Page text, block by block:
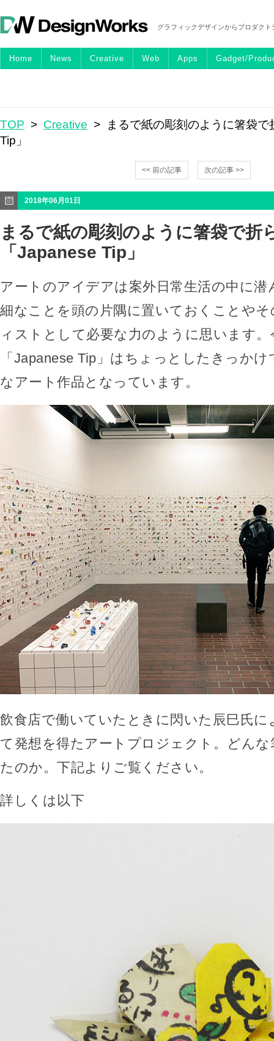
グラフィックデザインからプロダク
Home News Creative Web Apps Gadget/
TOP > Creative > まるで紙の彫刻のように箸袋
Tip」
<< 前の記事 次の記事 >>
2018年06月01日
まるで紙の彫刻のように箸袋で折
「Japanese Tip」
アートのアイデアは案外日常生活の中に潜
細なことを頭の片隅に置いておくことや
ィストとして必要な力のように思います
「Japanese Tip」はちょっとしたきっか
なアート作品となっています。
飲食店で働いていたときに閃いた辰巳氏に
て発想を得たアートプロジェクト。どん
たのか。下記よりご覧ください。
詳しくは以下